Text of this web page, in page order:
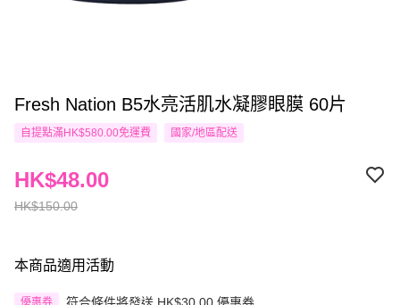
Fresh Nation B5水亮活肌水凝膠眼膜 60片
自提點滿HK$580.00免運費 國家/地區配送
HK$150.00
HK$48.00
本商品適用活動
優惠券 符合條件將發送 HK$30.00 優惠券